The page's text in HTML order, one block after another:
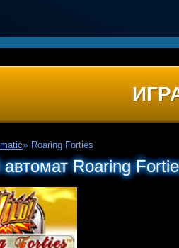
» Roaring Forties
Roaring